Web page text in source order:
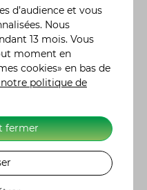
d'assurance, des plus
comme l'assurance
besoins réels. Vous
en y incluant des
de l'utilisation ou
De la demande de
contrat assurance
fait en ligne. Nos 300
votre écoute pour vous
dans le choix de
l'histoire des
modèles de référence.
ayons l'assurance
d’audience et vous
Nous
13 mois. Vous
moment en
cookies» en bas de
politique de
fermer